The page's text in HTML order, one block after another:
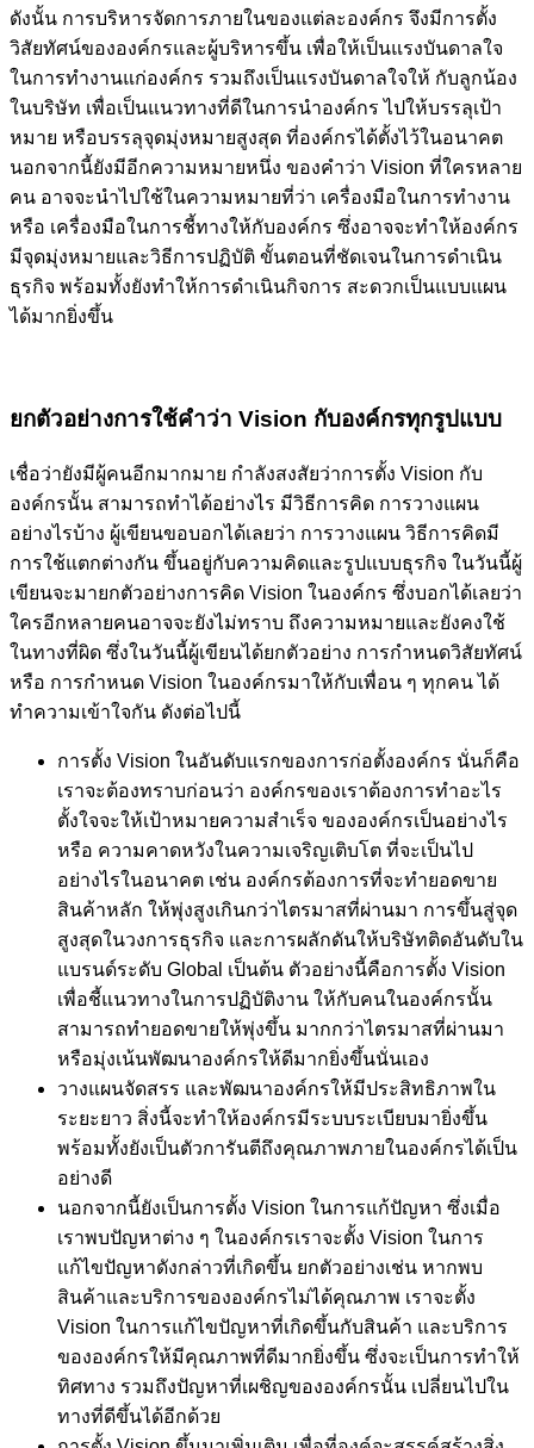
ดังนั้น การบริหารจัดการภายในของแต่ละองค์กร จึงมีการตั้ง
วิสัยทัศน์ขององค์กรและผู้บริหารขึ้น เพื่อให้เป็นแรงบันดาลใจ
ในการทำงานแก่องค์กร รวมถึงเป็นแรงบันดาลใจให้ กับลูกน้อง
ในบริษัท เพื่อเป็นแนวทางที่ดีในการนำองค์กร ไปให้บรรลุเป้า
หมาย หรือบรรลุจุดมุ่งหมายสูงสุด ที่องค์กรได้ตั้งไว้ในอนาคต
นอกจากนี้ยังมีอีกความหมายหนึ่ง ของคำว่า Vision ที่ใครหลาย
คน อาจจะนำไปใช้ในความหมายที่ว่า เครื่องมือในการทำงาน
หรือ เครื่องมือในการชี้ทางให้กับองค์กร ซึ่งอาจจะทำให้องค์กร
มีจุดมุ่งหมายและวิธีการปฏิบัติ ขั้นตอนที่ชัดเจนในการดำเนิน
ธุรกิจ พร้อมทั้งยังทำให้การดำเนินกิจการ สะดวกเป็นแบบแผน
ได้มากยิ่งขึ้น
ยกตัวอย่างการใช้คำว่า Vision กับองค์กรทุกรูปแบบ
เชื่อว่ายังมีผู้คนอีกมากมาย กำลังสงสัยว่าการตั้ง Vision กับ
องค์กรนั้น สามารถทำได้อย่างไร มีวิธีการคิด การวางแผน
อย่างไรบ้าง ผู้เขียนขอบอกได้เลยว่า การวางแผน วิธีการคิดมี
การใช้แตกต่างกัน ขึ้นอยู่กับความคิดและรูปแบบธุรกิจ ในวันนี้ผู้
เขียนจะมายกตัวอย่างการคิด Vision ในองค์กร ซึ่งบอกได้เลยว่า
ใครอีกหลายคนอาจจะยังไม่ทราบ ถึงความหมายและยังคงใช้
ในทางที่ผิด ซึ่งในวันนี้ผู้เขียนได้ยกตัวอย่าง การกำหนดวิสัยทัศน์
หรือ การกำหนด Vision ในองค์กรมาให้กับเพื่อน ๆ ทุกคน ได้
ทำความเข้าใจกัน ดังต่อไปนี้
การตั้ง Vision ในอันดับแรกของการก่อตั้งองค์กร นั่นก็คือ
เราจะต้องทราบก่อนว่า องค์กรของเราต้องการทำอะไร
ตั้งใจจะให้เป้าหมายความสำเร็จ ขององค์กรเป็นอย่างไร
หรือ ความคาดหวังในความเจริญเติบโต ที่จะเป็นไป
อย่างไรในอนาคต เช่น องค์กรต้องการที่จะทำยอดขาย
สินค้าหลัก ให้พุ่งสูงเกินกว่าไตรมาสที่ผ่านมา การขึ้นสู่จุด
สูงสุดในวงการธุรกิจ และการผลักดันให้บริษัทติดอันดับใน
แบรนด์ระดับ Global เป็นต้น ตัวอย่างนี้คือการตั้ง Vision
เพื่อชี้แนวทางในการปฏิบัติงาน ให้กับคนในองค์กรนั้น
สามารถทำยอดขายให้พุ่งขึ้น มากกว่าไตรมาสที่ผ่านมา
หรือมุ่งเน้นพัฒนาองค์กรให้ดีมากยิ่งขึ้นนั่นเอง
วางแผนจัดสรร และพัฒนาองค์กรให้มีประสิทธิภาพใน
ระยะยาว สิ่งนี้จะทำให้องค์กรมีระบบระเบียบมายิ่งขึ้น
พร้อมทั้งยังเป็นตัวการันตีถึงคุณภาพภายในองค์กรได้เป็น
อย่างดี
นอกจากนี้ยังเป็นการตั้ง Vision ในการแก้ปัญหา ซึ่งเมื่อ
เราพบปัญหาต่าง ๆ ในองค์กรเราจะตั้ง Vision ในการ
แก้ไขปัญหาดังกล่าวที่เกิดขึ้น ยกตัวอย่างเช่น หากพบ
สินค้าและบริการขององค์กรไม่ได้คุณภาพ เราจะตั้ง
Vision ในการแก้ไขปัญหาที่เกิดขึ้นกับสินค้า และบริการ
ขององค์กรให้มีคุณภาพที่ดีมากยิ่งขึ้น ซึ่งจะเป็นการทำให้
ทิศทาง รวมถึงปัญหาที่เผชิญขององค์กรนั้น เปลี่ยนไปใน
ทางที่ดีขึ้นได้อีกด้วย